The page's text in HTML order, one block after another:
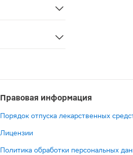
Правовая информация
Порядок отпуска лекарственных
Лицензии
Политика обработки персональных